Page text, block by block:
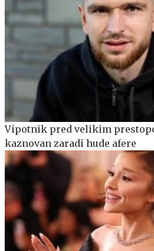
Vipotnik pred velikim
kaznovan zaradi hude afere